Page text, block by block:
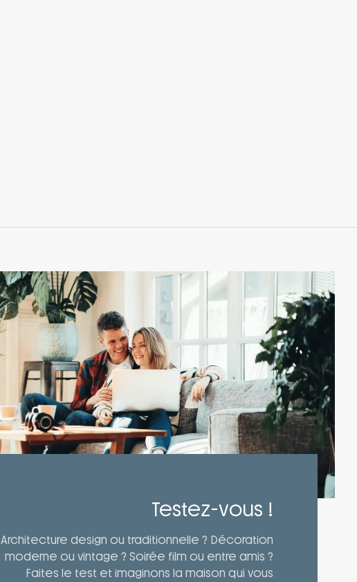
Testez-vous !
Architecture design ou traditionnelle ? Décoration
moderne ou vintage ? Soirée film ou entre amis ?
Faites le test et imaginons la maison qui vous